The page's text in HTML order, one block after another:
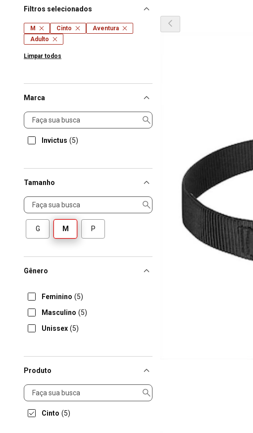
Filtros selecionados
M Cinto
Aventura
Adulto
Limpar todos
Marca
Marca
Invictus (5)
Tamanho
Tamanho
G M P
Gênero
Feminino (5)
Masculino (5)
Unissex (5)
Produto
Produto
Cinto (5)